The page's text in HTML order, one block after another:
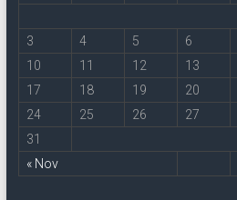
« Nov
3
4 5 6
10
11 12 13
17
18 19 20
24
25 26 27
31